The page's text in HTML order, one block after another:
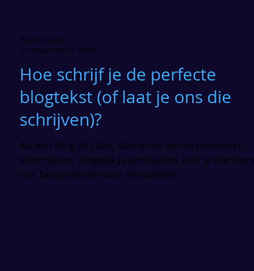
Hoe schrijf je de perfecte
blogtekst (of laat je ons die
schrijven)?
Als een blog iets kan, dan is het wel inspireren en
informeren. Vergelijk je producten, licht je diensten
toe, bespreek de voor- en nadelen.
Ruben Peeters
2 minuten om te lezen